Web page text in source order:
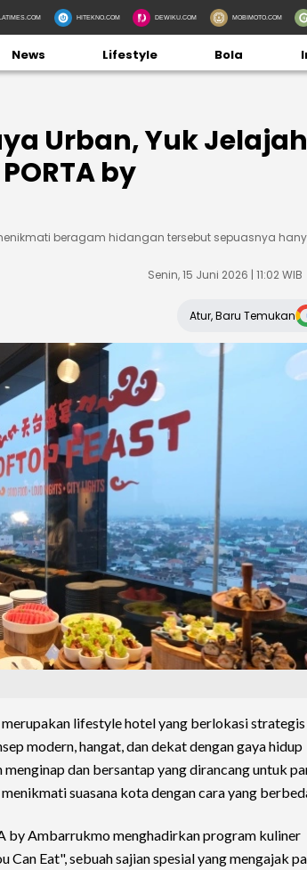
HITEKNO.COM DEWIKU.COM MOBIMOTO.COM
News Lifestyle Bola
Urban, Yuk
by
beragam hidangan tersebut sepuasnya
Senin, 15 Juni 2026 | 11:02 WIB
Atur, Baru Temukan
lifestyle hotel yang berlokasi
modern, hangat, dan dekat dengan gaya hidup
dan bersantap yang dirancang untuk
suasana kota dengan cara yang
by Ambarrukmo menghadirkan program kuliner
Eat", sebuah sajian spesial yang mengajak